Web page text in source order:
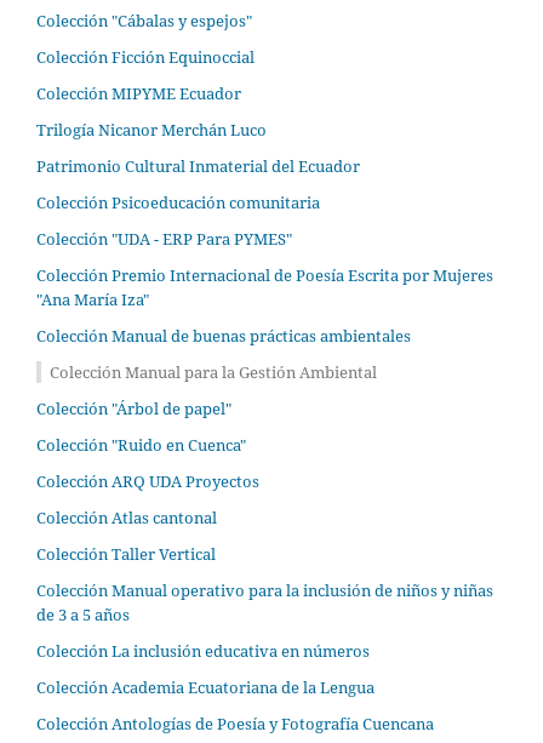
Colección "Cábalas y espejos"
Colección Ficción Equinoccial
Colección MIPYME Ecuador
Trilogía Nicanor Merchán Luco
Patrimonio Cultural Inmaterial del Ecuador
Colección Psicoeducación comunitaria
Colección "UDA - ERP Para PYMES"
Colección Premio Internacional de Poesía Escrita por Mujeres
"Ana María Iza"
Colección Manual de buenas prácticas ambientales
Colección Manual para la Gestión Ambiental
Colección "Árbol de papel"
Colección "Ruido en Cuenca"
Colección ARQ UDA Proyectos
Colección Atlas cantonal
Colección Taller Vertical
Colección Manual operativo para la inclusión de niños y niñas
de 3 a 5 años
Colección La inclusión educativa en números
Colección Academia Ecuatoriana de la Lengua
Colección Antologías de Poesía y Fotografía Cuencana